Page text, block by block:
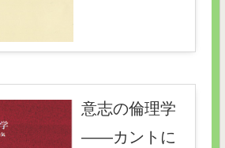
意志の倫理学
――カントに